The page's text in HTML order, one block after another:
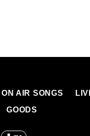
ON AIR SONGS
GOODS